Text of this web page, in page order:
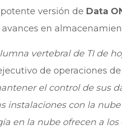
versión de Data
en
vertebral de TI de
de operaciones
el control de sus
instalaciones con la
en la nube ofrecen a